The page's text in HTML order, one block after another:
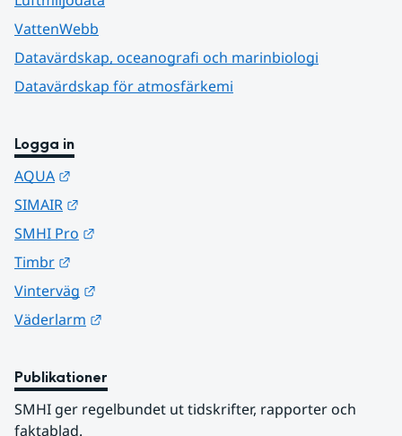
VattenWebb
Datavärdskap, oceanografi och marinbiologi
Datavärdskap för atmosfärkemi
Logga in
AQUA
SIMAIR
SMHI Pro
Timbr
Vinterväg
Väderlarm
Publikationer
SMHI ger regelbundet ut tidskrifter, rapporter och
faktablad.